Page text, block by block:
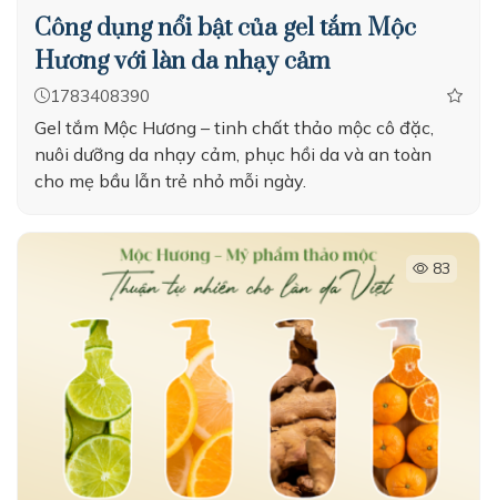
Công dụng nổi bật của gel tắm Mộc
Hương với làn da nhạy cảm
1783408390
Gel tắm Mộc Hương – tinh chất thảo mộc cô đặc,
nuôi dưỡng da nhạy cảm, phục hồi da và an toàn
cho mẹ bầu lẫn trẻ nhỏ mỗi ngày.
83